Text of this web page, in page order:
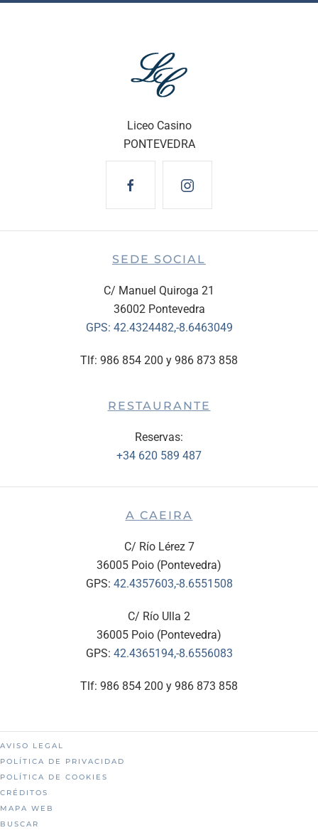
Liceo Casino
PONTEVEDRA
SEDE SOCIAL
C/ Manuel Quiroga 21
36002 Pontevedra
GPS: 42.4324482,-8.6463049
Tlf: 986 854 200 y 986 873 858
RESTAURANTE
Reservas:
+34 620 589 487
A CAEIRA
C/ Río Lérez 7
36005 Poio (Pontevedra)
GPS: 42.4357603,-8.6551508
C/ Río Ulla 2
36005 Poio (Pontevedra)
GPS: 42.4365194,-8.6556083
Tlf: 986 854 200 y 986 873 858
AVISO LEGAL
POLÍTICA DE PRIVACIDAD
POLÍTICA DE COOKIES
CRÉDITOS
MAPA WEB
BUSCAR